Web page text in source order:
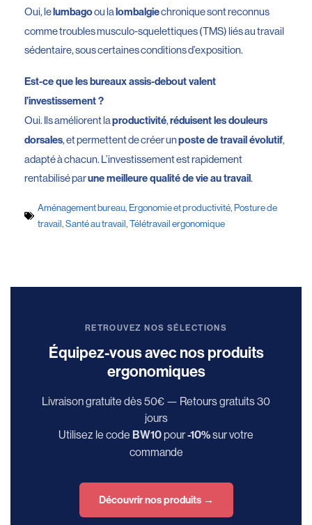
Oui, lelumbagoou lalombalgiechronique sont reconnus
comme troubles musculo-squelettiques (TMS) liés au travail
sédentaire, sous certaines conditions d’exposition.
Est-ce que les bureaux assis-debout valent
l’investissement ?
Oui. Ils améliorent laproductivité,réduisent les douleurs
dorsales, et permettent de créer unposte de travail évolutif,
adapté à chacun. L’investissement est rapidement
rentabilisé parune meilleure qualité de vie au travail.
Aménagement bureau, Ergonomie et productivité, Posture de
travail,Santé au travail,Télétravail ergonomique
RETROUVEZ NOS SÉLECTIONS
Équipez-vous avec nos produits
ergonomiques
Livraison gratuite dès 50€ — Retours gratuits 30
jours
Utilisez le code BW10pour-10%sur votre
commande
Découvrir nos produits →